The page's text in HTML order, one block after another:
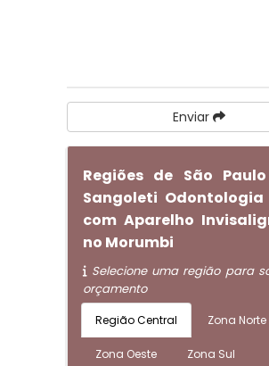
Enviar
Regiões de São
Sangoleti
com Aparelho
no Morumbi
Selecione uma região para
orçamento
Região Central Zona Norte
Zona Oeste Zona Sul